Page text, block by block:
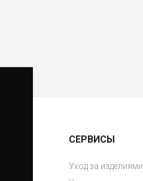
СЕРВИСЫ
Уход за изделиями